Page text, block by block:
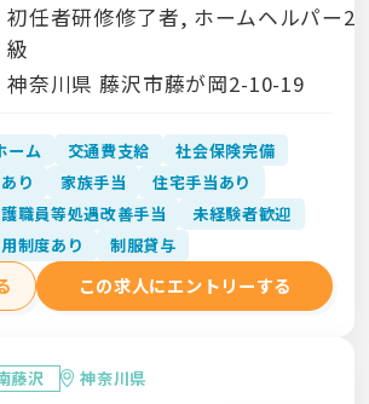
初任者研修修了者, ホームヘルパー2
級
神奈川県 藤沢市藤が岡2-10-19
ーム 交通費支給
社会保険完備
り 家族手当
住宅手当あり
職員等処遇改善手当
未経験者歓迎
制度あり 制服貸与
この求人にエントリーする
藤沢 神奈川県